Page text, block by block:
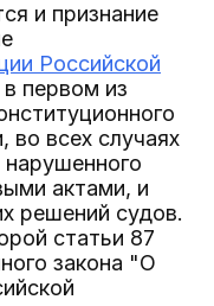
и признание
Российской
в первом из
во всех случаях
актами, и
решений судов.
статьи 87
закона "О